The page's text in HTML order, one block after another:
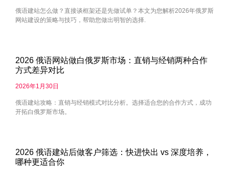
俄语建站怎么做？直接谈框架还是先做试单？本文为您解析2026年俄罗斯
网站建设的策略与技巧，帮助您做出明智的选择.
2026 俄语网站做白俄罗斯市场：直销与经销两种合作
方式差异对比
2026年1月30日
俄语建站攻略：直销与经销模式对比分析。选择适合您的合作方式，成功
开拓白俄罗斯市场。
2026 俄语建站后做客户筛选：快进快出 vs 深度培养，
哪种更适合你